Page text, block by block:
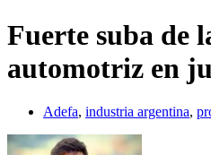
Fuerte suba de
automotriz en
Adefa, industria argentina,